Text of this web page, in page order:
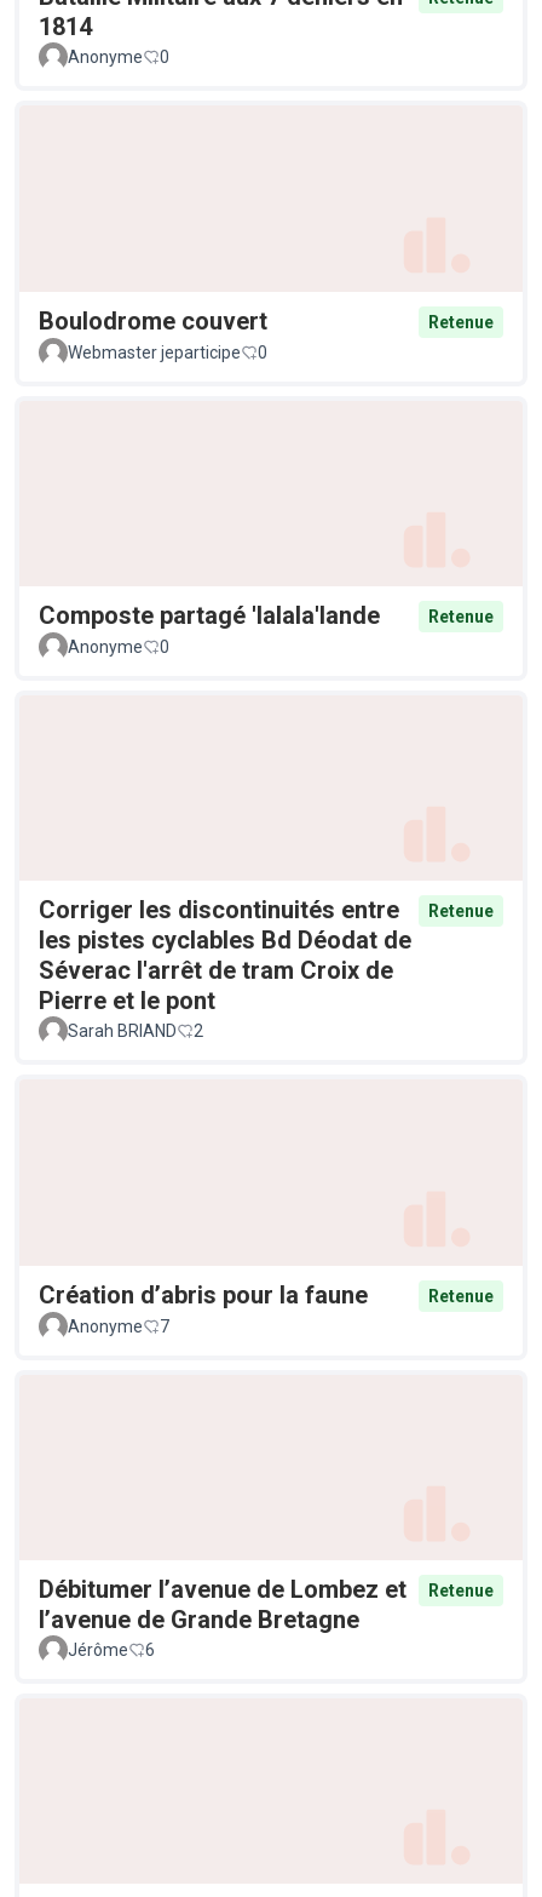
1814
Anonyme 0
Boulodrome couvert
Retenue
Webmaster jeparticipe
0
Composte partagé 'lalala'lande
Retenue
Anonyme
0
Corriger les discontinuités entre
les pistes cyclables Bd Déodat de
Séverac l'arrêt de tram Croix de
Pierre et le pont
Retenue
Sarah BRIAND 2
Création d’abris pour la faune
Retenue
Anonyme
7
Débitumer l’avenue de Lombez et
l’avenue de Grande Bretagne
Retenue
Jérôme 6